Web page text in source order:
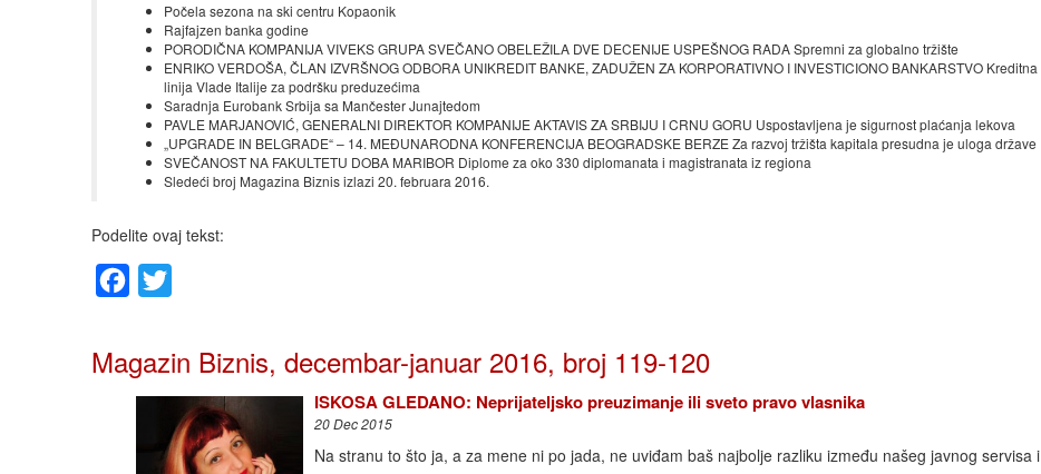
Počela sezona na ski centru Kopaonik
Rajfajzen banka godine
PORODIČNA KOMPANIJA VIVEKS GRUPA SVEČANO OBELEŽILA DVE DECENIJE USPEŠNOG RADA Spremni za globalno tržište
ENRIKO VERDOŠA, ČLAN IZVRŠNOG ODBORA UNIKREDIT BANKE, ZADUŽEN ZA KORPORATIVNO I INVESTICIONO BANKARSTVO Kreditna
linija Vlade Italije za podršku preduzećima
Saradnja Eurobank Srbija sa Mančester Junajtedom
PAVLE MARJANOVIĆ, GENERALNI DIREKTOR KOMPANIJE AKTAVIS ZA SRBIJU I CRNU GORU Uspostavljena je sigurnost plaćanja lekova
„UPGRADE IN BELGRADE“ – 14. MEĐUNARODNA KONFERENCIJA BEOGRADSKE BERZE Za razvoj tržišta kapitala presudna je uloga države
SVEČANOST NA FAKULTETU DOBA MARIBOR Diplome za oko 330 diplomanata i magistranata iz regiona
Sledeći broj Magazina Biznis izlazi 20. februara 2016.
Podelite ovaj tekst:
Facebook
Magazin Biznis, decembar-januar 2016, broj 119-120
ISKOSA GLEDANO: Neprijateljsko preuzimanje ili sveto pravo vlasnika
20 Dec 2015
Na stranu to što ja, a za mene ni po jada, ne uviđam baš najbolje razliku između našeg javnog servisa i